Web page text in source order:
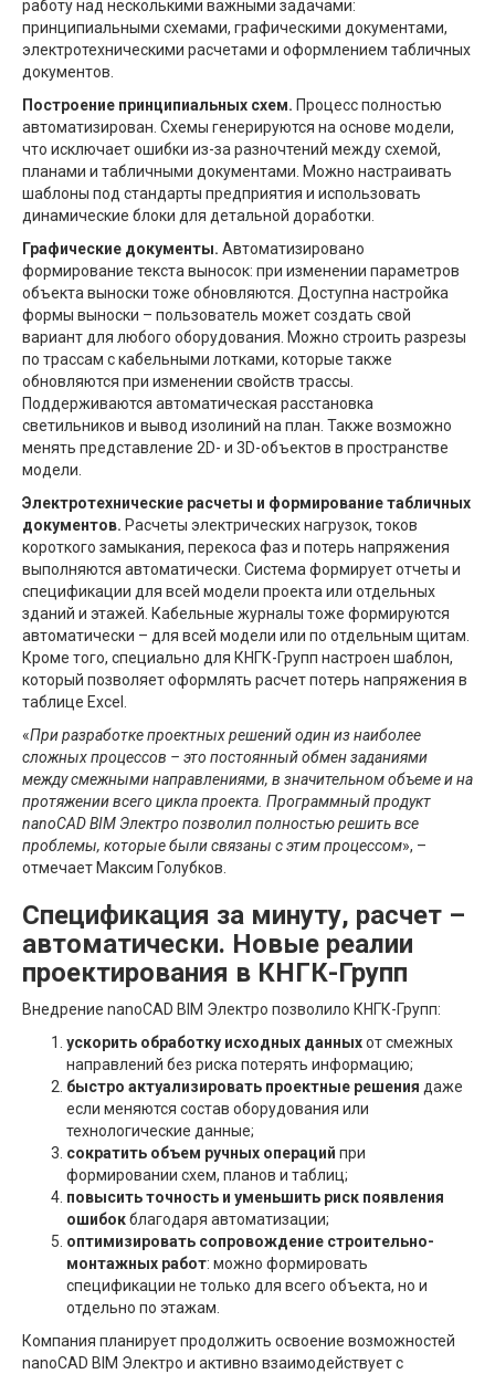
работу над несколькими важными задачами:
принципиальными схемами, графическими документами,
электротехническими расчетами и оформлением табличных
документов.
Построение принципиальных схем. Процесс полностью
автоматизирован. Схемы генерируются на основе модели,
что исключает ошибки из-за разночтений между схемой,
планами и табличными документами. Можно настраивать
шаблоны под стандарты предприятия и использовать
динамические блоки для детальной доработки.
Графические документы. Автоматизировано
формирование текста выносок: при изменении параметров
объекта выноски тоже обновляются. Доступна настройка
формы выноски – пользователь может создать свой
вариант для любого оборудования. Можно строить разрезы
по трассам с кабельными лотками, которые также
обновляются при изменении свойств трассы.
Поддерживаются автоматическая расстановка
светильников и вывод изолиний на план. Также возможно
менять представление 2D- и 3D-объектов в пространстве
модели.
Электротехнические расчеты и формирование табличных
документов. Расчеты электрических нагрузок, токов
короткого замыкания, перекоса фаз и потерь напряжения
выполняются автоматически. Система формирует отчеты и
спецификации для всей модели проекта или отдельных
зданий и этажей. Кабельные журналы тоже формируются
автоматически – для всей модели или по отдельным щитам.
Кроме того, специально для КНГК-Групп настроен шаблон,
который позволяет оформлять расчет потерь напряжения в
таблице Excel.
«При разработке проектных решений один из наиболее
сложных процессов – это постоянный обмен заданиями
между смежными направлениями, в значительном объеме и на
протяжении всего цикла проекта. Программный продукт
nanoCAD BIM Электро позволил полностью решить все
проблемы, которые были связаны с этим процессом», –
отмечает Максим Голубков.
Спецификация за минуту, расчет –
автоматически. Новые реалии
проектирования в КНГК-Групп
Внедрение nanoCAD BIM Электро позволило КНГК-Групп:
ускорить обработку исходных данныхот смежных
направлений без риска потерять информацию;
быстро актуализировать проектные решения даже
если меняются состав оборудования или
технологические данные;
сократить объем ручных операций при
формировании схем, планов и таблиц;
повысить точность и уменьшить риск появления
ошибокблагодаря автоматизации;
оптимизировать сопровождение строительно-
монтажных работ: можно формировать
спецификации не только для всего объекта, но и
отдельно по этажам.
Компания планирует продолжить освоение возможностей
nanoCAD BIM Электро и активно взаимодействует с